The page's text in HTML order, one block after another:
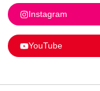
Instagram
YouTube